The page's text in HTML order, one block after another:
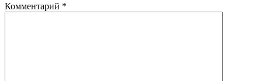
Комментарий *